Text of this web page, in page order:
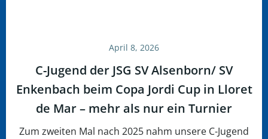
April 8, 2026
C-Jugend der JSG SV Alsenborn/ SV
Enkenbach beim Copa Jordi Cup in Lloret
de Mar – mehr als nur ein Turnier
Zum zweiten Mal nach 2025 nahm unsere C-Jugend